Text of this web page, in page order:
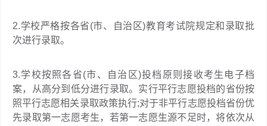
2.学校严格按各省(市、自治区)教育考试院规定和录取批
次进行录取。
3.学校按照各省(市、自治区)投档原则接收考生电子档
案，从高分到低分进行录取。实行平行志愿投档的省份按
照平行志愿相关录取政策执行;对于非平行志愿投档省份优
先录取第一志愿考生，若第一志愿生源不足时，将依次从